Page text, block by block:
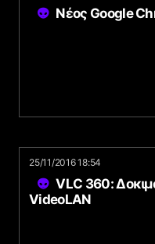
Νέος Google
25/11/2016 18:54
VLC 360:
VideoLAN